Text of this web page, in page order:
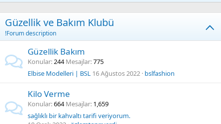
Güzellik ve Bakım Klubü
!Forum description
Güzellik Bakım
Konular 244 Mesajlar 775
Elbise Modelleri | BSL 16 Ağustos 2022 bslfashion
Kilo Verme
Konular 664 Mesajlar 1,659
sağlıklı bir kahvaltı tarifi veriyorum.